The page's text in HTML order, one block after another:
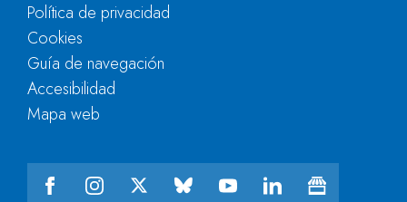
Política de privacidad
Cookies
Guía de navegación
Accesibilidad
Mapa web